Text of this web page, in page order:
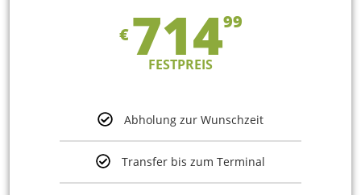
€ 71499
FESTPREIS
Abholung zur Wunschzeit
Transfer bis zum Terminal